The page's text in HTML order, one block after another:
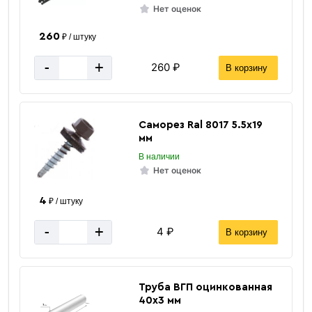
Нет оценок
260₽ / штуку
- + 260 ₽ В корзину
Саморез Ral 8017 5.5х19
мм
В наличии
Нет оценок
4 ₽ / штуку
- + 4 ₽ В корзину
Труба ВГП оцинкованная
40х3 мм
«Быстрый заказ»